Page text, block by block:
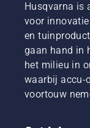
Husqvarna is
voor
en
gaan hand in
het milieu in
waarbij accu-
voortouw